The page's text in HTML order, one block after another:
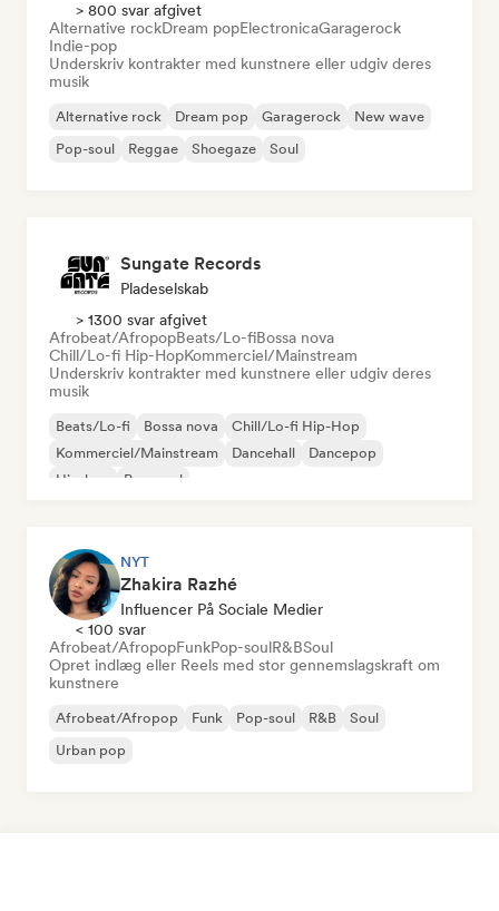
> 800 svar afgivet
Alternative rockDream popElectronicaGaragerock
Indie-pop
Underskriv kontrakter med kunstnere eller udgiv deres
musik
Alternative rock Dream pop Garagerock
New wave
Pop-soul
Reggae Shoegaze Soul
Sungate Records
Pladeselskab
> 1300 svar afgivet
Afrobeat/AfropopBeats/Lo-fiBossa nova
Chill/Lo-fi Hip-HopKommerciel/Mainstream
Underskriv kontrakter med kunstnere eller udgiv deres
musik
Beats/Lo-fi Bossa nova
Chill/Lo-fi Hip-Hop
Kommerciel/Mainstream
Dancehall
Dancepop
Hip-hop
Pop-soul
NYT
Zhakira Razhé
Influencer På Sociale Medier
< 100 svar
Afrobeat/AfropopFunkPop-soulR&BSoul
Opret indlæg eller Reels med stor gennemslagskraft om
kunstnere
Afrobeat/Afropop Funk Pop-soul R&B
Soul
Urban pop